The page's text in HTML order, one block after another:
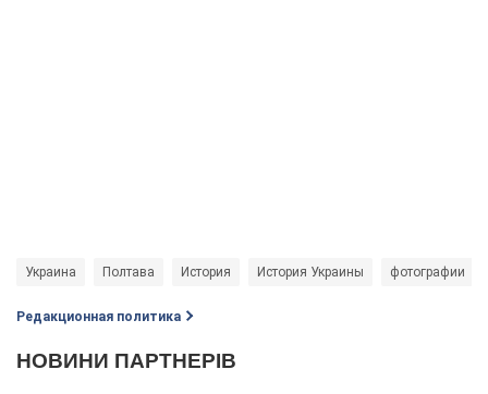
Украина Полтава История История Украины фотографии
Редакционная политика